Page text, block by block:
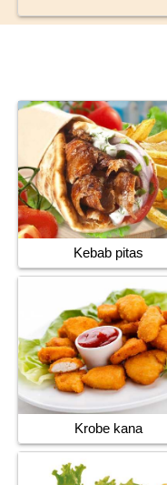
Kebab pitas
Krobe kana